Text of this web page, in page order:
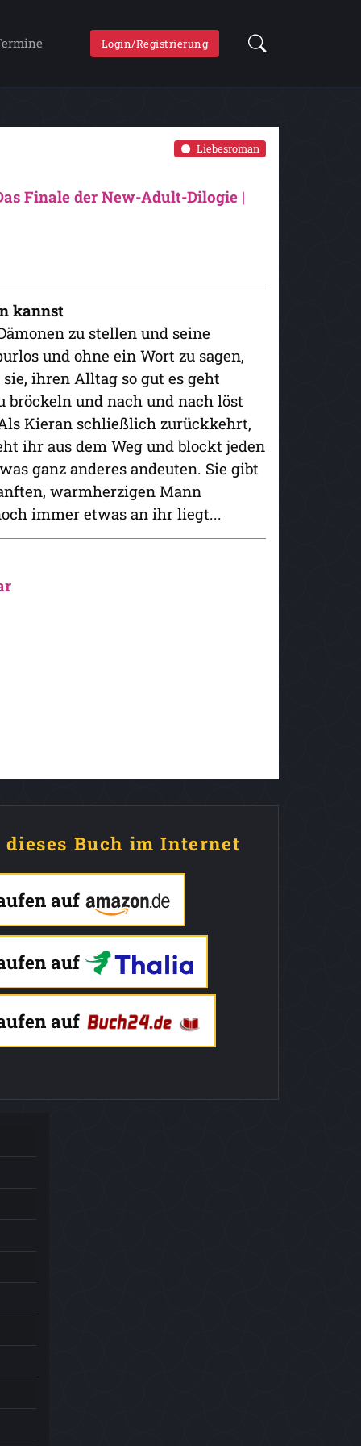
Login/Registrierung
Liebesroman
Finale der New-Adult-Dilogie |
kannst
zu stellen und seine
und ohne ein Wort zu sagen,
ihren Alltag so gut es geht
bröckeln und nach und nach löst
Kieran schließlich zurückkehrt,
ihr aus dem Weg und blockt jeden
ganz anderes andeuten. Sie gibt
warmherzigen Mann
immer etwas an ihr liegt...
dieses Buch im Internet
auf
auf
auf